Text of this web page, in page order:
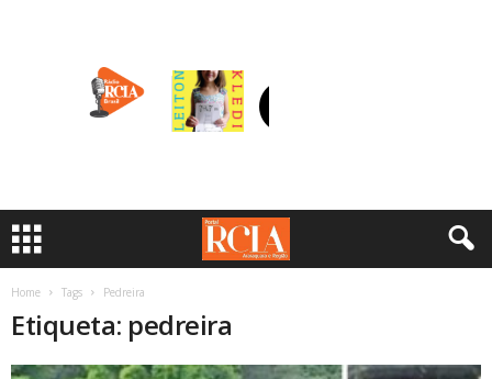
Home Tags Pedreira
Etiqueta: pedreira